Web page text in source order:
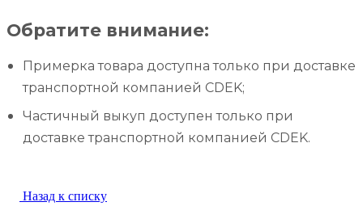
Обратите внимание:
Примерка товара доступна только при доставке
транспортной компанией CDEK;
Частичный выкуп доступен только при
доставке транспортной компанией CDEK.
Назад к списку